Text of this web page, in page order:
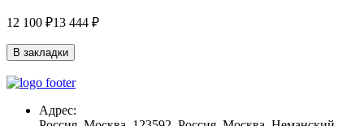
12 100 ₽13 444 ₽
В закладки
Адрес: